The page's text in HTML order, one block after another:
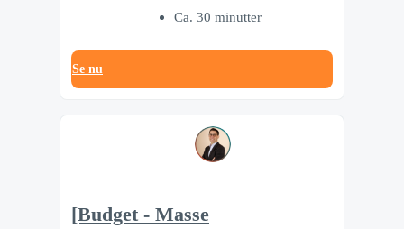
Ca. 30 minutter
Se nu
[Budget - Masse